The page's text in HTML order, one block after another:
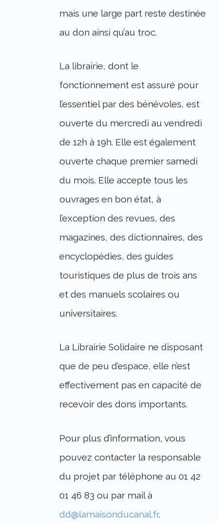
mais une large part reste destinée
au don ainsi qu’au troc.
La librairie, dont le
fonctionnement est assuré pour
l’essentiel par des bénévoles, est
ouverte du mercredi au vendredi
de 12h à 19h. Elle est également
ouverte chaque premier samedi
du mois. Elle accepte tous les
ouvrages en bon état, à
l’exception des revues, des
magazines, des dictionnaires, des
encyclopédies, des guides
touristiques de plus de trois ans
et des manuels scolaires ou
universitaires.
La Librairie Solidaire ne disposant
que de peu d’espace, elle n’est
effectivement pas en capacité de
recevoir des dons importants.
Pour plus d’information, vous
pouvez contacter la responsable
du projet par téléphone au 01 42
01 46 83 ou par mail à
dd@lamaisonducanal.fr.